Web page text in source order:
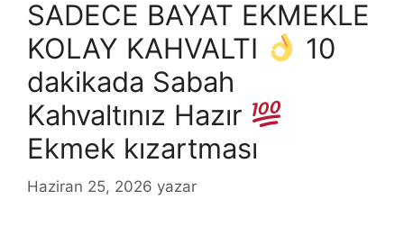
SADECE BAYAT EKMEKLE
KOLAY KAHVALTI
10
dakikada Sabah
Kahvaltınız Hazır
Ekmek kızartması
Haziran 25, 2026 yazar